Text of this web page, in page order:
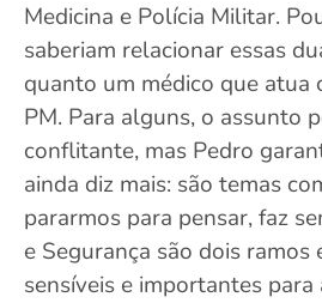
Medicina e Polícia Militar.
saberiam relacionar essas
quanto um médico que atua
PM. Para alguns, o assunto
conflitante, mas Pedro
ainda diz mais: são temas
pararmos para pensar, faz
e Segurança são dois
sensíveis e importantes para